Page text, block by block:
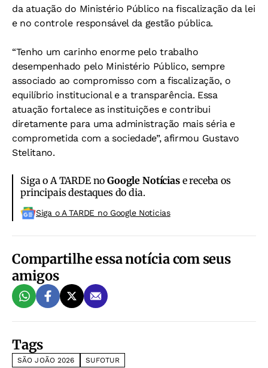
da atuação do Ministério Público na fiscalização da lei
e no controle responsável da gestão pública.
“Tenho um carinho enorme pelo trabalho
desempenhado pelo Ministério Público, sempre
associado ao compromisso com a fiscalização, o
equilíbrio institucional e a transparência. Essa
atuação fortalece as instituições e contribui
diretamente para uma administração mais séria e
comprometida com a sociedade”, afirmou Gustavo
Stelitano.
Siga o A TARDE noGoogle Notíciase receba os
principais destaques do dia.
Siga o A TARDE no Google Noticias
Compartilhe essa notícia com seus
amigos
Tags
SÃO JOÃO 2026 SUFOTUR